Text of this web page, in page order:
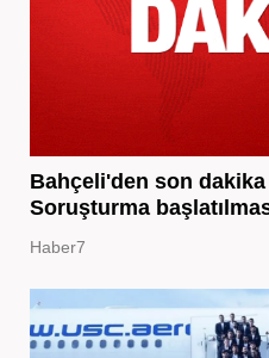
Bahçeli'den son dakika
Soruşturma
Haber7